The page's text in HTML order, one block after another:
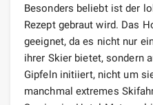
Besonders beliebt ist der
Rezept gebraut wird. Das
geeignet, da es nicht nur
ihrer Skier bietet, sondern
Gipfeln initiiert, nicht um
manchmal extremes